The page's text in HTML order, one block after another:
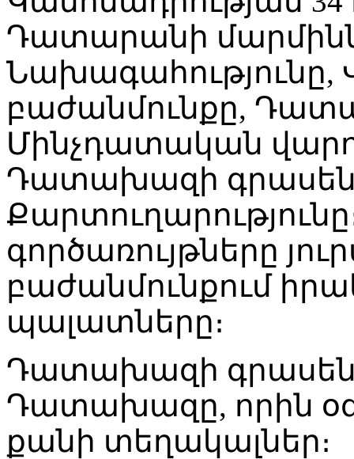
Դատարանի
Նախագահությունը,
բաժանմունքը,
Մինչդատական
Դատախազի
գործառույթները
բաժանմունքում
պալատները։
Դատախազի
Դատախազը, որին
քանի տեղակալներ։